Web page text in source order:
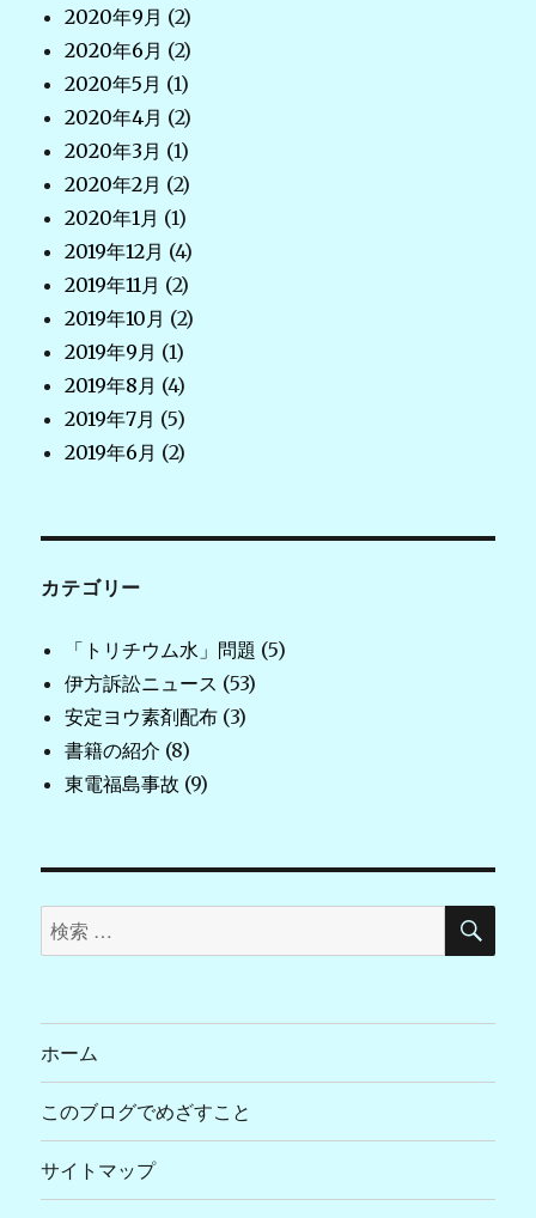
2020年9月 (2)
2020年6月 (2)
2020年5月 (1)
2020年4月 (2)
2020年3月 (1)
2020年2月 (2)
2020年1月 (1)
2019年12月 (4)
2019年11月 (2)
2019年10月 (2)
2019年9月 (1)
2019年8月 (4)
2019年7月 (5)
2019年6月 (2)
カテゴリー
「トリチウム水」問題 (5)
伊方訴訟ニュース (53)
安定ヨウ素剤配布 (3)
書籍の紹介 (8)
東電福島事故 (9)
検
索
象:
検
ホーム
このブログでめざすこと
サイトマップ